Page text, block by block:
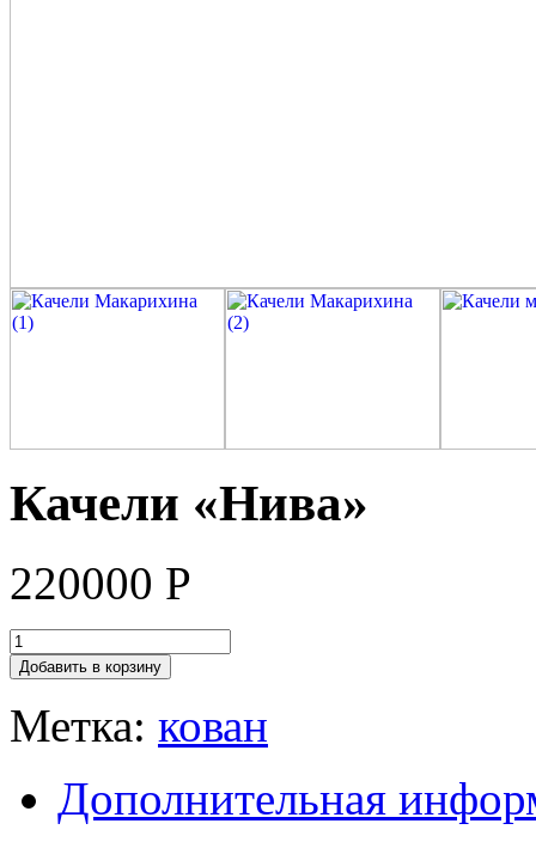
Качели «Нива»
220000 Р
Добавить в корзину
Метка: кован
Дополнительная